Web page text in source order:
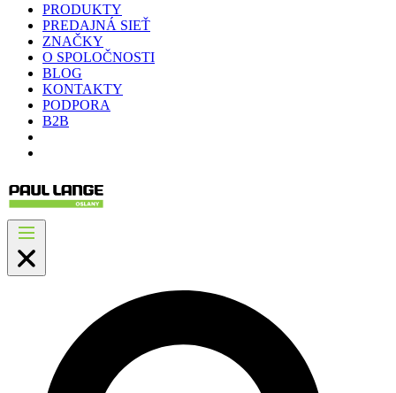
PRODUKTY
PREDAJNÁ SIEŤ
ZNAČKY
O SPOLOČNOSTI
BLOG
KONTAKTY
PODPORA
B2B